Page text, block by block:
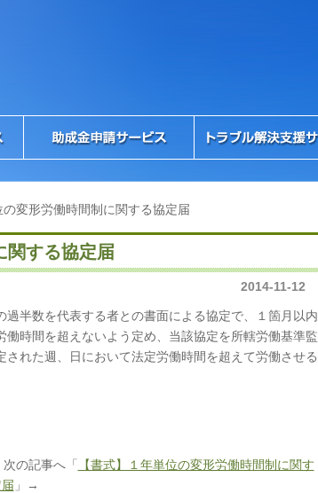
の変形労働時間制に関する協定届
関する協定届
2014-11-12
半数を代表する者との書面による協定で、１箇月以内
時間を超えないよう定め、当該協定を所轄労働基準監
れた週、日において法定労働時間を超えて労働させる
記事へ「
【書式】１年単位の変形労働時間制に関す
」→